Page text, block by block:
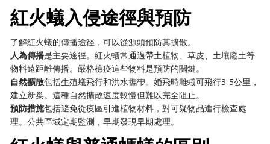
紅火蟻入侵途徑與預防
了解紅火蟻的傳播途徑，可以從源頭預防其擴散。
人為傳播是主要途徑。紅火蟻常通過帶土植物、草皮、土壤廢土等
物料遠距離傳播。嚴格檢疫這些物料是預防的關鍵。
自然擴散包括生殖蟻飛行和洪水攜帶。婚飛時雌蟻可飛行3-5公里，
建立新巢。這種自然擴散速度較慢但難以完全阻止。
預防措施包括避免從疫區引進植物材料，對可疑物品進行檢查處
理。公共區域定期監測，早期發現早期處理。